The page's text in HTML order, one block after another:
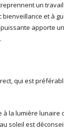
un
et à
apporte
qui est
à la lumière lunaire
soleil est